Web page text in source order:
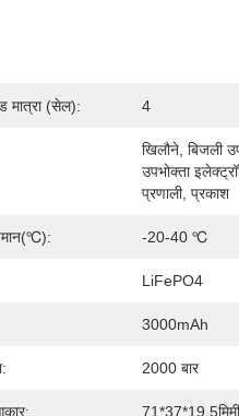
मात्रा (सेल): 4
खिलौने, बिजली
उपभोक्ता
प्रणाली, प्रकाश
-20-40 ℃
LiFePO4
3000mAh
2000 बार
71*37*19.5मिमी